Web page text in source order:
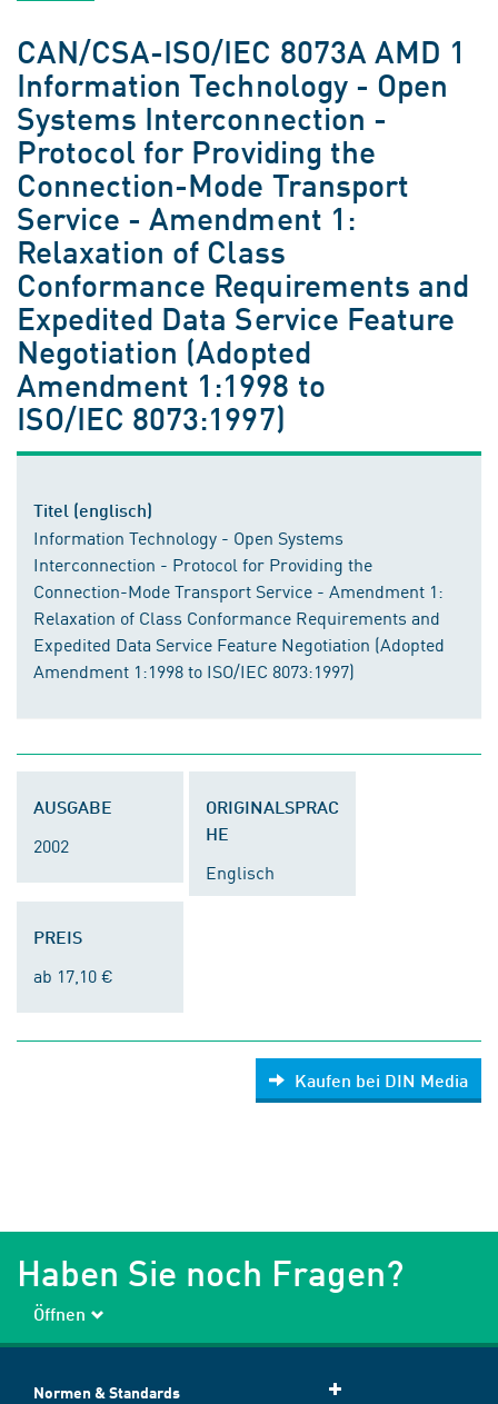
CAN/CSA-ISO/IEC 8073A AMD 1
Information Technology - Open
Systems Interconnection -
Protocol for Providing the
Connection-Mode Transport
Service - Amendment 1:
Relaxation of Class
Conformance Requirements and
Expedited Data Service Feature
Negotiation (Adopted
Amendment 1:1998 to
ISO/IEC 8073:1997)
Titel (englisch)
Information Technology - Open Systems
Interconnection - Protocol for Providing the
Connection-Mode Transport Service - Amendment 1:
Relaxation of Class Conformance Requirements and
Expedited Data Service Feature Negotiation (Adopted
Amendment 1:1998 to ISO/IEC 8073:1997)
AUSGABE
2002
ORIGINALSPRAC
HE
Englisch
PREIS
ab 17,10 €
Kaufen bei DIN Media
Haben Sie noch Fragen?
Öffnen
Normen & Standards